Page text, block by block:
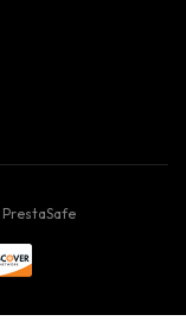
PrestaSafe